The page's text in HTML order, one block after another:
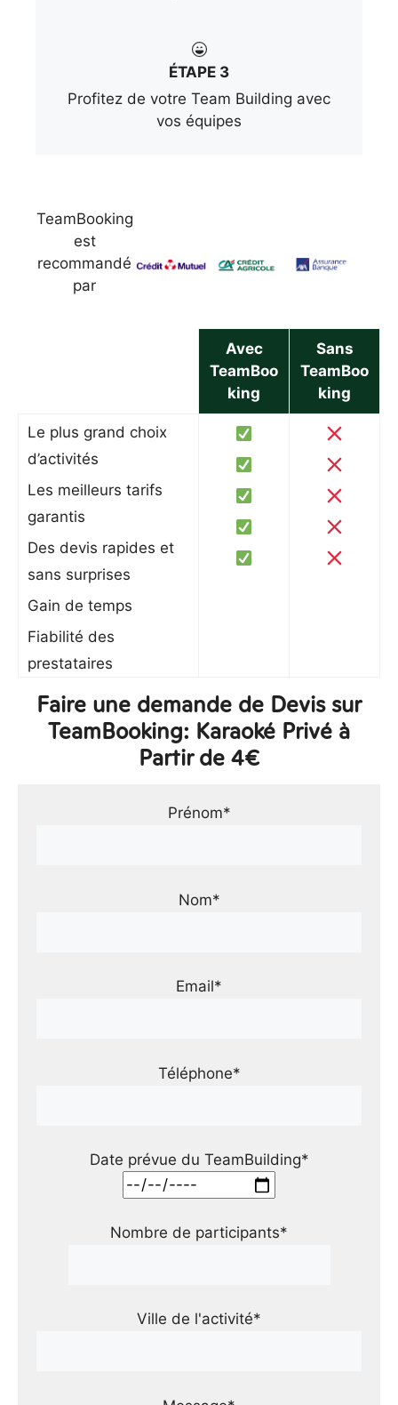
ÉTAPE 3
Profitez de votre Team Building avec
vos équipes
TeamBooking
est
recommandé
par
Avec
TeamBoo
king
Sans
TeamBoo
king
Le plus grand choix
d’activités
Les meilleurs tarifs
garantis
Des devis rapides et
sans surprises
Gain de temps
Fiabilité des
prestataires
Faire une demande de Devis sur
TeamBooking: Karaoké Privé à
Partir de 4€
Prénom*
Nom*
Email*
Téléphone*
Date prévue du TeamBuilding*
Nombre de participants*
Ville de l'activité*